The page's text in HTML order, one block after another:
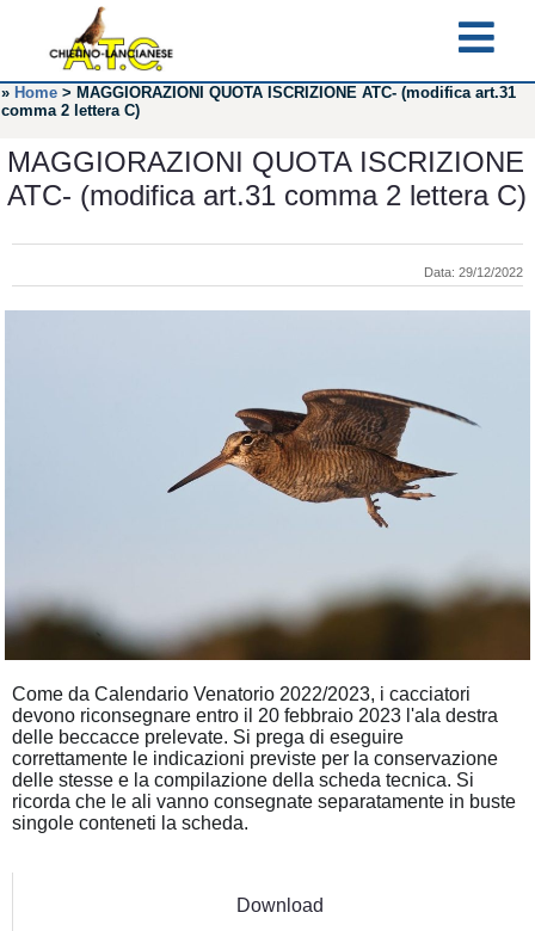
» Home > MAGGIORAZIONI QUOTA ISCRIZIONE ATC- (modifica art.31
comma 2 lettera C)
MAGGIORAZIONI QUOTA ISCRIZIONE
ATC- (modifica art.31 comma 2 lettera C)
Data: 29/12/2022
Come da Calendario Venatorio 2022/2023, i cacciatori
devono riconsegnare entro il 20 febbraio 2023 l'ala destra
delle beccacce prelevate. Si prega di eseguire
correttamente le indicazioni previste per la conservazione
delle stesse e la compilazione della scheda tecnica. Si
ricorda che le ali vanno consegnate separatamente in buste
singole conteneti la scheda.
Download